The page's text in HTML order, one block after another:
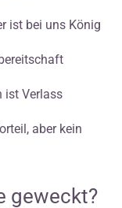
ist bei uns König
ist Verlass
aber kein
geweckt?